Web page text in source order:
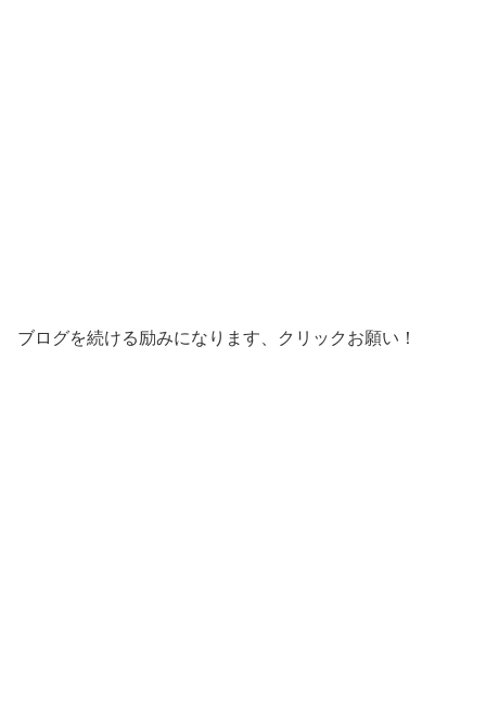
ブログを続ける励みになります、クリックお願い！